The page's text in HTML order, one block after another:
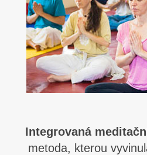
Integrovaná
metoda, kterou